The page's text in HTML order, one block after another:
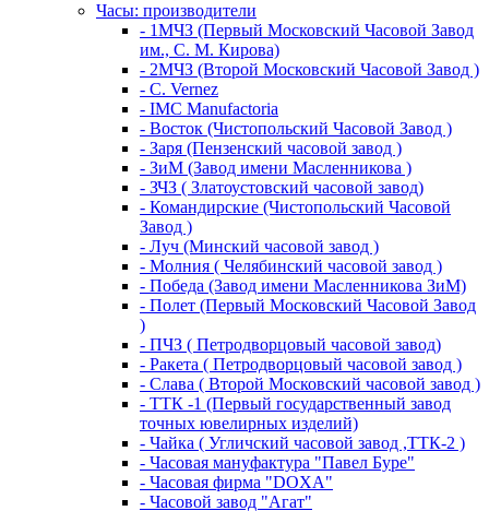
Часы: производители
- 1МЧЗ (Первый Московский Часовой Завод
им., С. М. Кирова)
- 2МЧЗ (Второй Московский Часовой Завод )
- C. Vernez
- IMC Manufactoria
- Восток (Чистопольский Часовой Завод )
- Заря (Пензенский часовой завод )
- ЗиМ (Завод имени Масленникова )
- ЗЧЗ ( Златоустовский часовой завод)
- Командирские (Чистопольский Часовой
Завод )
- Луч (Минский часовой завод )
- Молния ( Челябинский часовой завод )
- Победа (Завод имени Масленникова ЗиМ)
- Полет (Первый Московский Часовой Завод
)
- ПЧЗ ( Петродворцовый часовой завод)
- Ракета ( Петродворцовый часовой завод )
- Слава ( Второй Московский часовой завод )
- ТТК -1 (Первый государственный завод
точных ювелирных изделий)
- Чайка ( Угличский часовой завод ,ТТК-2 )
- Часовая мануфактура "Павел Буре"
- Часовая фирма "DOXA"
- Часовой завод "Агат"